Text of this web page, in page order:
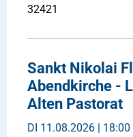
32421
Sankt Nikolai
Abendkirche -
Alten Pastorat
DI 11.08.2026 | 18:00